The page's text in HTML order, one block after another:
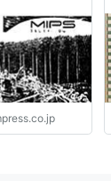
「x86」